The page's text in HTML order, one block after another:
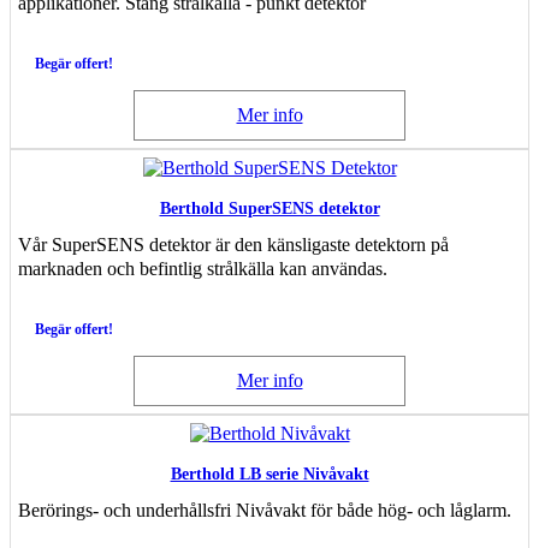
Begär offert!
Mer info
Berthold SuperSENS detektor
Vår SuperSENS detektor är den känsligaste detektorn på
marknaden och befintlig strålkälla kan användas.
Begär offert!
Mer info
Berthold LB serie Nivåvakt
Berörings- och underhållsfri Nivåvakt för både hög- och låglarm.